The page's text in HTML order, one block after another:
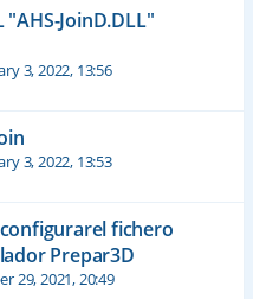
JoinD.DLL"
3, 2022, 13:56
3, 2022, 13:53
fichero
Prepar3D
29, 2021, 20:49